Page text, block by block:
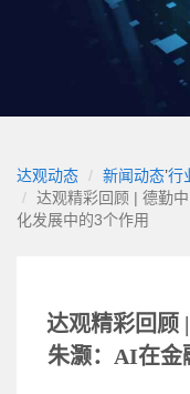
达观动态 新闻动态’行
达观精彩回顾 | 德勤
化发展中的3个作用
达观精彩回顾
朱灏：AI在金